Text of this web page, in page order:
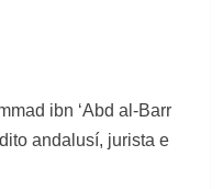
ibn ‘Abd al-Barr
andalusí, jurista e